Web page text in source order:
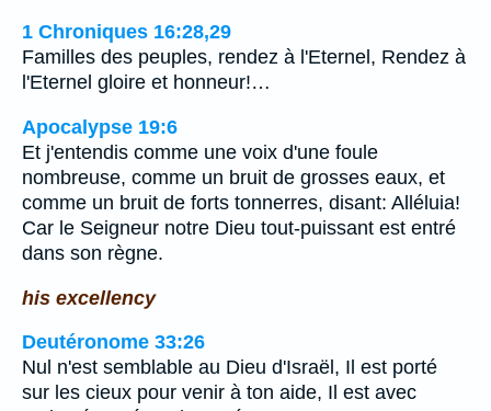
1 Chroniques 16:28,29
Familles des peuples, rendez à l'Eternel, Rendez à
l'Eternel gloire et honneur!…
Apocalypse 19:6
Et j'entendis comme une voix d'une foule
nombreuse, comme un bruit de grosses eaux, et
comme un bruit de forts tonnerres, disant: Alléluia!
Car le Seigneur notre Dieu tout-puissant est entré
dans son règne.
his excellency
Deutéronome 33:26
Nul n'est semblable au Dieu d'Israël, Il est porté
sur les cieux pour venir à ton aide, Il est avec